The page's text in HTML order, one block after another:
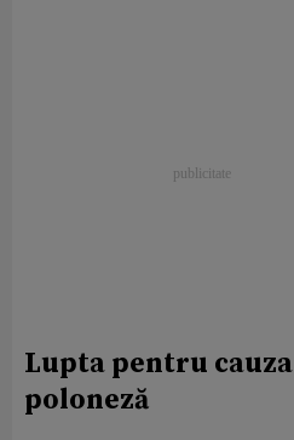
Lupta pentru cauza
poloneză